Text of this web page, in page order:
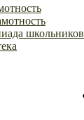
школьников